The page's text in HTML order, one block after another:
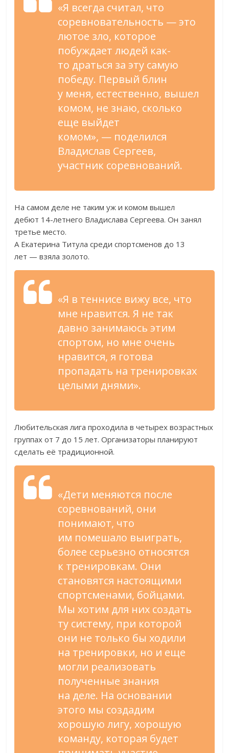
«Я всегда считал, что
соревновательность —это
лютое зло, которое
побуждает людей как-
то драться за эту самую
победу. Первый блин
у меня, естественно, вышел
комом, не знаю, сколько
еще выйдет
комом», — поделился
Владислав Сергеев,
участник соревнований.
На самом деле не таким уж и комом вышел
дебют 14-летнего Владислава Сергеева. Он занял
третье место.
А Екатерина Титула среди спортсменов до 13
лет — взяла золото.
«Я в теннисе вижу все, что
мне нравится. Я не так
давно занимаюсь этим
спортом, но мне очень
нравится, я готова
пропадать на тренировках
целыми днями».
Любительская лига проходила в четырех возрастных
группах от 7 до 15 лет. Организаторы планируют
сделать её традиционной.
«Дети меняются после
соревнований, они
понимают, что
им помешало выиграть,
более серьезно относятся
к тренировкам. Они
становятся настоящими
спортсменами, бойцами.
Мы хотим для них создать
ту систему, при которой
они не только бы ходили
на тренировки, но и еще
могли реализовать
полученные знания
на деле. На основании
этого мы создадим
хорошую лигу, хорошую
команду, которая будет